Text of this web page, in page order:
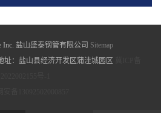
Inc. 盐山盛泰钢管有限公司 Sitemap
址：盐山县经济开发区蒲洼城园区